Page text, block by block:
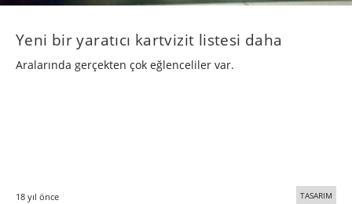
Yeni bir yaratıcı kartvizit listesi daha
Aralarında gerçekten çok eğlenceliler var.
18 yıl önce TASARIM